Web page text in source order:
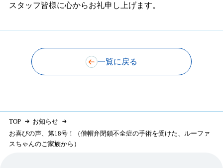
スタッフ皆様に心からお礼申し上げます。
一覧に戻る
TOP
お知らせ
お喜びの声、第18号！（僧帽弁閉鎖不全症の手術を受けた、ルーファ
スちゃんのご家族から）